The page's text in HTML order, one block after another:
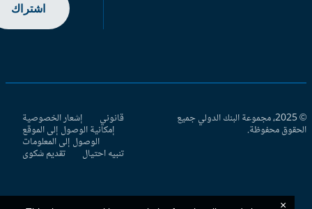
اشتراك
© 2025، مجموعة البنك الدولي جميع
محفوظة.
قانوني إشعار الخصوصية
إمكانية الوصول إلى الموقع
الوصول إلى المعلومات
تنبيه احتيال تقديم شكوى